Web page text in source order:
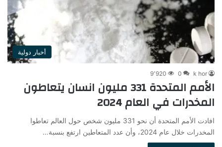
أخبار دولية
k hor
0 9٬920
الأمم المتحدة 331 مليون انسان يتعاطون
المخدرات في العام 2024
افادت الأمم المتحدة أن نحو 331 مليون شخص حول العالم تعاطوا
المخدرات خلال عام 2024، وأن عدد المتعاطين ارتفع بنسبة…